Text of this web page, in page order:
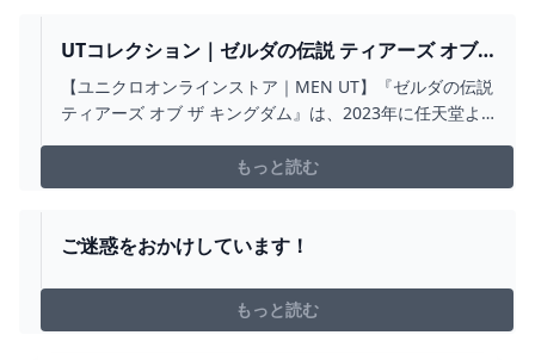
UTコレクション｜ゼルダの伝説 ティアーズ オブ
ザ キングダム｜MEN（メンズ）
【ユニクロオンラインストア｜MEN UT】『ゼルダの伝説
ティアーズ オブ ザ キングダム』は、2023年に任天堂よ
の壮大な世界観や個性あふれるキャラクター、心に残る
シーンやセリフをＴシャツとして表現しデザインに落と
もっと読む
ご迷惑をおかけしています！
もっと読む